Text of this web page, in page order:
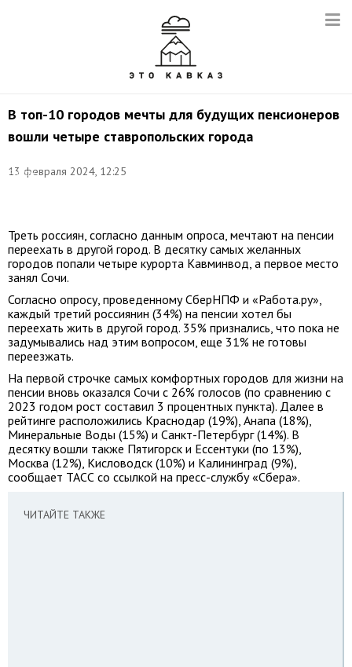
В топ-10 городов мечты для будущих пенсионеров
вошли четыре ставропольских города
13 февраля 2024, 12:25
Руслан
Треть россиян, согласно данным опроса, мечтают на пенсии
переехать в другой город. В десятку самых желанных
городов попали четыре курорта Кавминвод, а первое место
занял Сочи.
Согласно опросу, проведенному СберНПФ и «Работа.ру»,
каждый третий россиянин (34%) на пенсии хотел бы
переехать жить в другой город. 35% признались, что пока не
задумывались над этим вопросом, еще 31% не готовы
переезжать.
На первой строчке самых комфортных городов для жизни на
пенсии вновь оказался Сочи с 26% голосов (по сравнению с
2023 годом рост составил 3 процентных пункта). Далее в
рейтинге расположились Краснодар (19%), Анапа (18%),
Минеральные Воды (15%) и Санкт-Петербург (14%). В
десятку вошли также Пятигорск и Ессентуки (по 13%),
Москва (12%), Кисловодск (10%) и Калининград (9%),
сообщает ТАСС со ссылкой на пресс-службу «Сбера».
ЧИТАЙТЕ ТАКЖЕ